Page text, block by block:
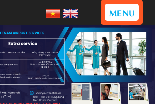
MENU